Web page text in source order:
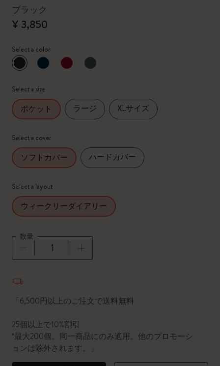
ブラック
¥ 3,850
Select a color
選択済
*選択したカラー
Select a size
ポケット ラージ XLサイズ
Select a cover
ソフトカバー ハードカバー
Select a layout
ウィークリーダイアリー
数量
「6,500円以上のご注文で送料無料
25個以上で10%割引
*最大200個。同一商品にのみ適用。他のプロモーシ
ョンは除外されます。」